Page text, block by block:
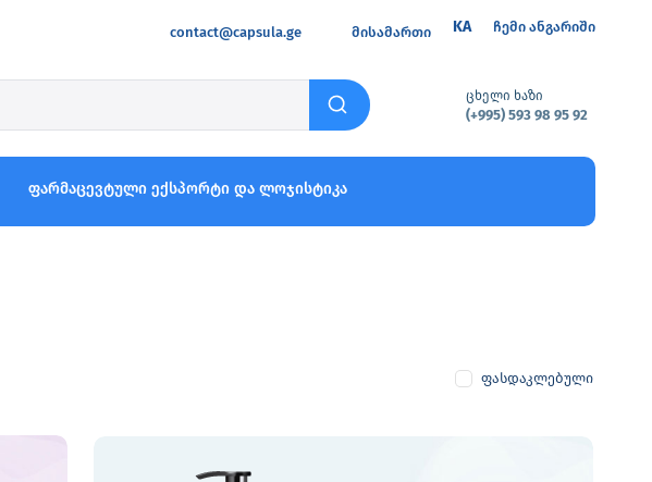
ჩემი ანგარიში
KA
მისამართი
contact@capsula.ge
ცხელი ხაზი
(+995) 593 98 95 92
ფარმაცევტული ექსპორტი და ლოჯისტიკა
ფასდაკლებული